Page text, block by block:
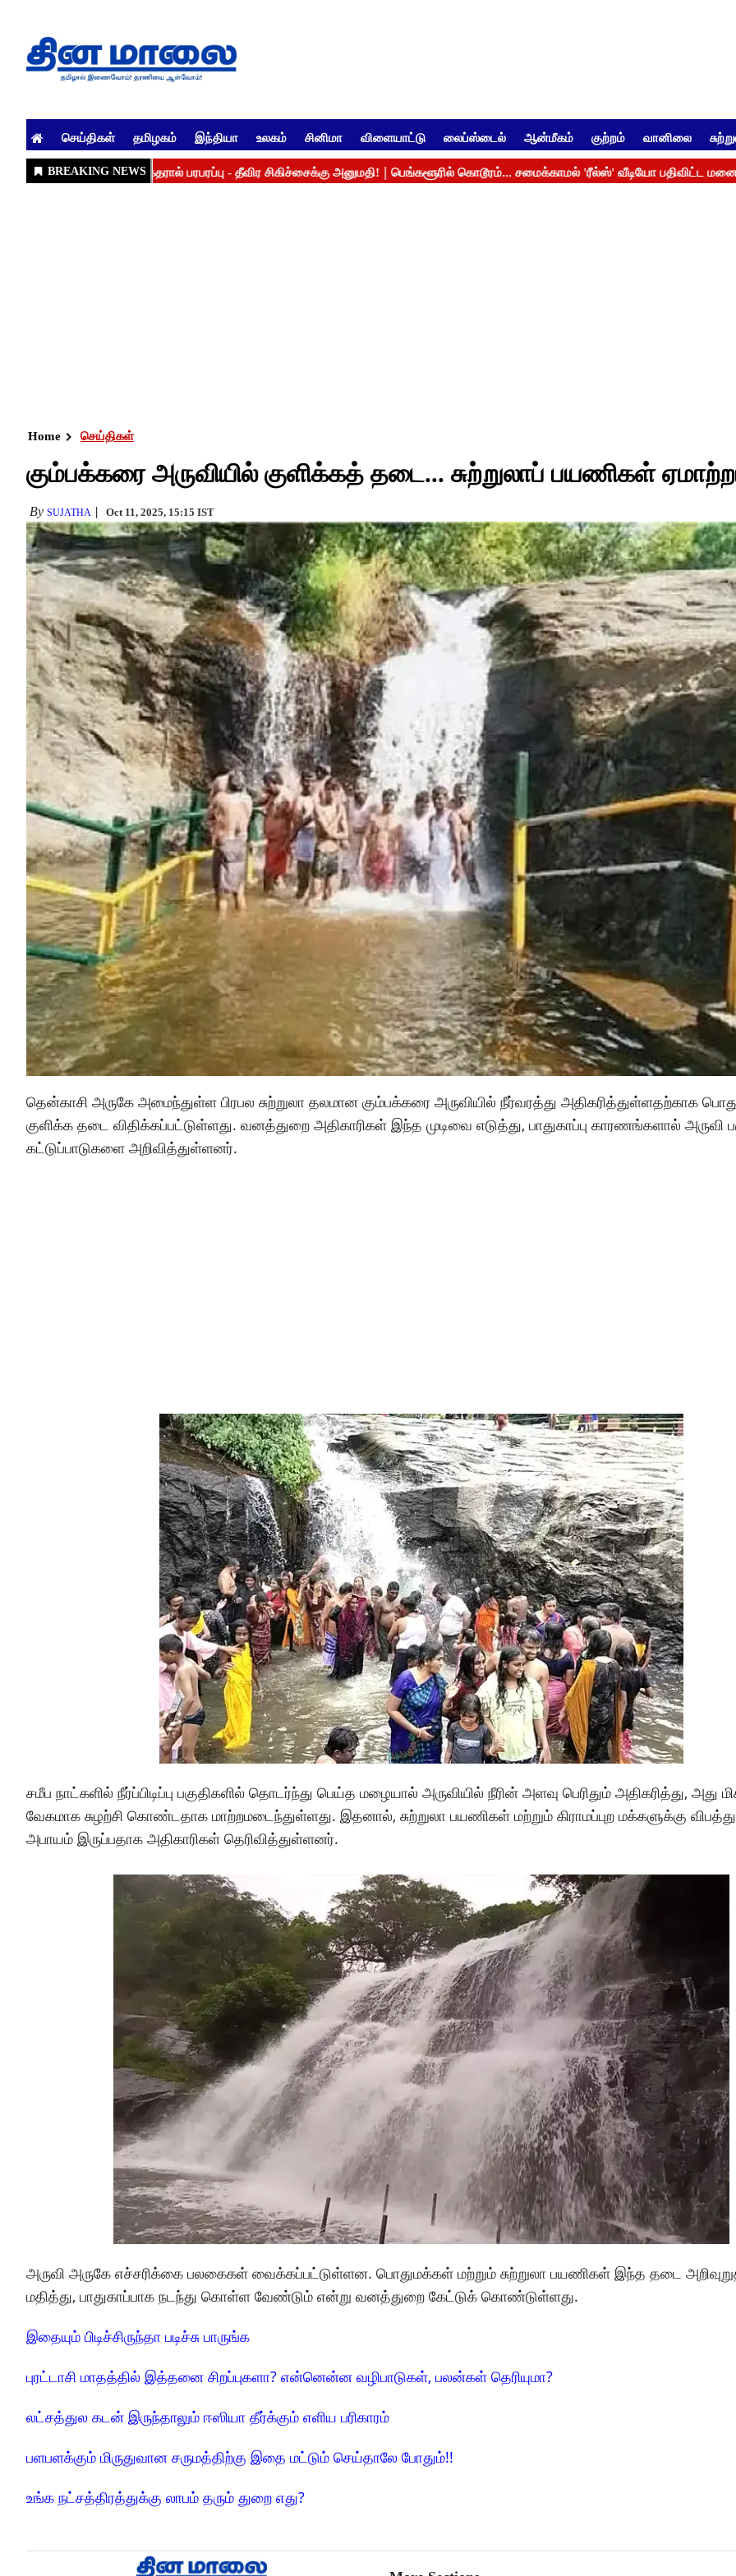
செய்திகள் தமிழகம் இந்தியா உலகம் சினிமா விளையாட்டு லைப்ஸ்டைல் ஆன்மீகம் குற்றம் வானிலை
Home செய்திகள்
கும்பக்கரை அருவியில் குளிக்கத் தடை... சுற்றுலாப் பயணிகள்
By SUJATHA Oct 11, 2025, 15:15 IST
தென்காசி அருகே அமைந்துள்ள பிரபல சுற்றுலா தலமான கும்பக்கரை அருவியில் நீர்வரத்து அதிகரித்துள்ளதற்காக
குளிக்க தடை விதிக்கப்பட்டுள்ளது. வனத்துறை அதிகாரிகள் இந்த முடிவை எடுத்து, பாதுகாப்பு காரணங்களால் அருவி
கட்டுப்பாடுகளை அறிவித்துள்ளனர்.
சமீப நாட்களில் நீர்ப்பிடிப்பு பகுதிகளில் தொடர்ந்து பெய்த மழையால் அருவியில் நீரின் அளவு பெரிதும் அதிகரித்து, அது
வேகமாக சுழற்சி கொண்டதாக மாற்றமடைந்துள்ளது. இதனால், சுற்றுலா பயணிகள் மற்றும் கிராமப்புற மக்களுக்கு
அபாயம் இருப்பதாக அதிகாரிகள் தெரிவித்துள்ளனர்.
அருவி அருகே எச்சரிக்கை பலகைகள் வைக்கப்பட்டுள்ளன. பொதுமக்கள் மற்றும் சுற்றுலா பயணிகள் இந்த தடை
மதித்து, பாதுகாப்பாக நடந்து கொள்ள வேண்டும் என்று வனத்துறை கேட்டுக் கொண்டுள்ளது.
இதையும் பிடிச்சிருந்தா படிச்சு பாருங்க
புரட்டாசி மாதத்தில் இத்தனை சிறப்புகளா? என்னென்ன வழிபாடுகள், பலன்கள் தெரியுமா?
லட்சத்துல கடன் இருந்தாலும் ஈஸியா தீர்க்கும் எளிய பரிகாரம்
பளபளக்கும் மிருதுவான சருமத்திற்கு இதை மட்டும் செய்தாலே போதும்!!
உங்க நட்சத்திரத்துக்கு லாபம் தரும் துறை எது?